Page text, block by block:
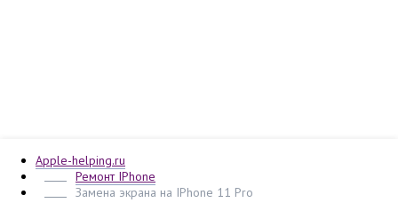
Apple-helping.ru
Ремонт IPhone
Замена экрана на IPhone 11 Pro